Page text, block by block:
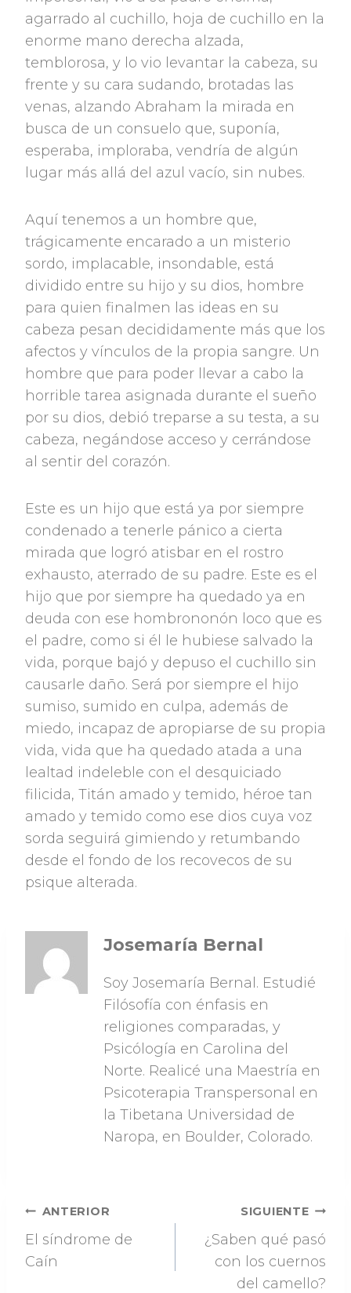
agarrado al cuchillo, hoja de cuchillo en la
enorme mano derecha alzada,
temblorosa, y lo vio levantar la cabeza, su
frente y su cara sudando, brotadas las
venas, alzando Abraham la mirada en
busca de un consuelo que, suponía,
esperaba, imploraba, vendría de algún
lugar más allá del azul vacío, sin nubes.
Aquí tenemos a un hombre que,
trágicamente encarado a un misterio
sordo, implacable, insondable, está
dividido entre su hijo y su dios, hombre
para quien finalmen las ideas en su
cabeza pesan decididamente más que los
afectos y vínculos de la propia sangre. Un
hombre que para poder llevar a cabo la
horrible tarea asignada durante el sueño
por su dios, debió treparse a su testa, a su
cabeza, negándose acceso y cerrándose
al sentir del corazón.
Este es un hijo que está ya por siempre
condenado a tenerle pánico a cierta
mirada que logró atisbar en el rostro
exhausto, aterrado de su padre. Este es el
hijo que por siempre ha quedado ya en
deuda con ese hombrononón loco que es
el padre, como si él le hubiese salvado la
vida, porque bajó y depuso el cuchillo sin
causarle daño. Será por siempre el hijo
sumiso, sumido en culpa, además de
miedo, incapaz de apropiarse de su propia
vida, vida que ha quedado atada a una
lealtad indeleble con el desquiciado
filicida, Titán amado y temido, héroe tan
amado y temido como ese dios cuya voz
sorda seguirá gimiendo y retumbando
desde el fondo de los recovecos de su
psique alterada.
Josemaría Bernal
Soy Josemaría Bernal. Estudié
Filósofía con énfasis en
religiones comparadas, y
Psicólogía en Carolina del
Norte. Realicé una Maestría en
Psicoterapia Transpersonal en
la Tibetana Universidad de
Naropa, en Boulder, Colorado.
Navegación
de
ANTERIOR
El síndrome de
Caín
SIGUIENTE
¿Saben qué pasó
con los cuernos
del camello?